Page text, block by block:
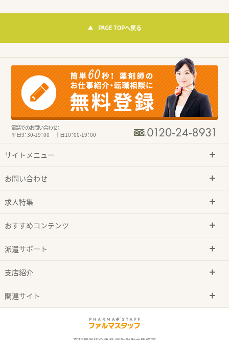
PAGE TOPへ戻る
電話でのお問い合わせ：
平日9：30-19：00 土日10：00-19：00
サイトメニュー
お問い合わせ
求人特集
おすすめコンテンツ
派遣サポート
支店紹介
関連サイト